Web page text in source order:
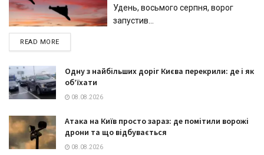
Удень, восьмого серпня, ворог
запустив...
READ MOREDETAILS
Одну з найбільших доріг Києва перекрили: де і як
об’їхати
08.08.2026
Атака на Київ просто зараз: де помітили ворожі
дрони та що відбувається
08.08.2026